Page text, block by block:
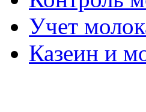
Учет
Казеин и